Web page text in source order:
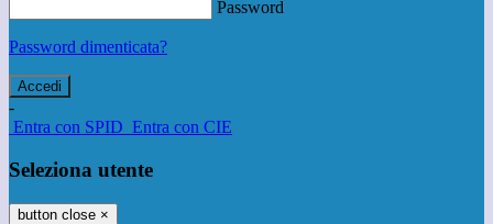
Password
Password dimenticata?
-
Entra con SPID Entra con CIE
Seleziona utente
button close ×